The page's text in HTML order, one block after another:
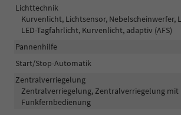
Lichttechnik
Kurvenlicht, Lichtsensor, Nebelscheinwerfer,
LED-Tagfahrlicht, Kurvenlicht, adaptiv (AFS)
Pannenhilfe
Start/Stop-Automatik
Zentralverriegelung
Zentralverriegelung, Zentralverriegelung mit
Funkfernbedienung